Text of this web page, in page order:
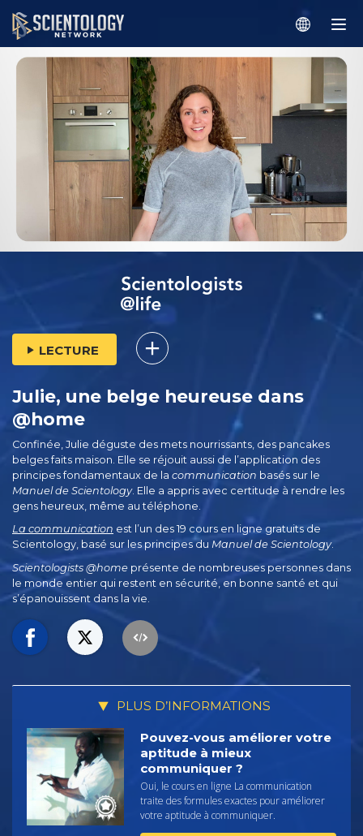
LECTURE
Julie, une belge heureuse dans
@home
Confinée, Julie déguste des mets nourrissants, des pancakes
belges faits maison. Elle se réjouit aussi de l’application des
principes fondamentaux de la communication basés sur le
Manuel de Scientology. Elle a appris avec certitude à rendre les
gens heureux, même au téléphone.
La communication est l’un des 19 cours en ligne gratuits de
Scientology, basé sur les principes du Manuel de Scientology.
Scientologists @home présente de nombreuses personnes dans
le monde entier qui restent en sécurité, en bonne santé et qui
s’épanouissent dans la vie.
PLUS D’INFORMATIONS
Pouvez-vous améliorer votre
aptitude à mieux
communiquer ?
Oui, le cours en ligne La communication
traite des formules exactes pour améliorer
votre aptitude à communiquer.